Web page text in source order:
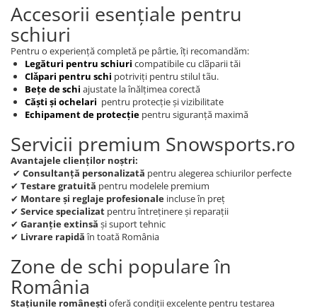
Accesorii esențiale pentru
schiuri
Pentru o experiență completă pe pârtie, îți recomandăm:
Legături pentru schiuri compatibile cu clãparii tăi
Clǎpari pentru schi potriviți pentru stilul tãu.
Bețe de schi ajustate la înălțimea corectă
Căști și ochelari pentru protecție și vizibilitate
Echipament de protecție pentru siguranță maximă
Servicii premium Snowsports.ro
Avantajele clienților noștri:
✔ Consultanță personalizată pentru alegerea schiurilor perfecte
✔ Testare gratuită pentru modelele premium
✔ Montare și reglaje profesionale incluse în preț
✔ Service specializat pentru întreținere și reparații
✔ Garanție extinsă și suport tehnic
✔ Livrare rapidăîn toată România
Zone de schi populare în
România
Stațiunile românești oferă condiții excelente pentru testarea